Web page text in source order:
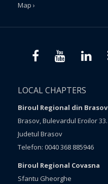
Map ›
LOCAL CHAPTERS
Biroul Regional din Brasov
Brasov, Bulevardul Eroilor 33.
Judetul Brasov
Telefon: 0040 368 885946
Biroul Regional Covasna
Sfantu Gheorghe